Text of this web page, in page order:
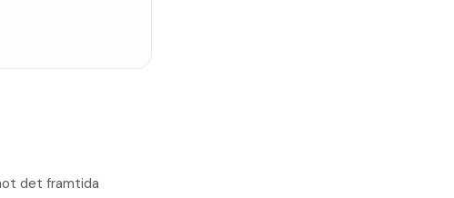
det framtida